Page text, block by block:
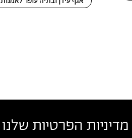
הפרטיות שלנו